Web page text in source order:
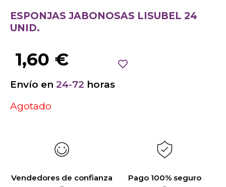
ESPONJAS JABONOSAS LISUBEL 24
UNID.
1,60 €
Envío en 24-72 horas
Agotado
Vendedores de confianza Pago 100% seguro